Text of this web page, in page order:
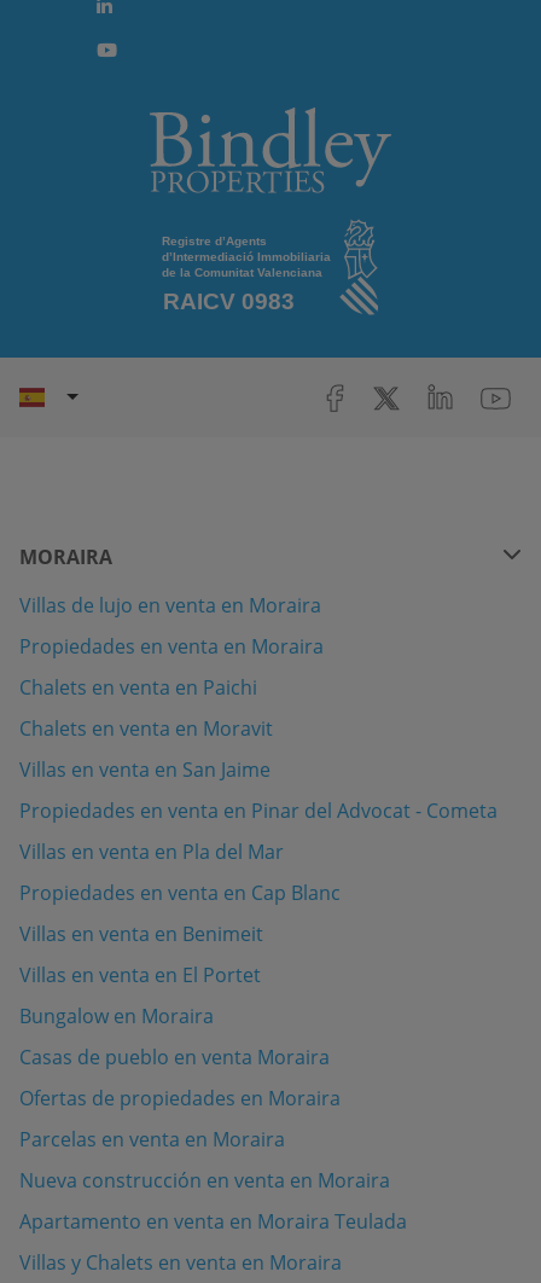
MORAIRA
Villas de lujo en venta en Moraira
Propiedades en venta en Moraira
Chalets en venta en Paichi
Chalets en venta en Moravit
Villas en venta en San Jaime
Propiedades en venta en Pinar del Advocat - Cometa
Villas en venta en Pla del Mar
Propiedades en venta en Cap Blanc
Villas en venta en Benimeit
Villas en venta en El Portet
Bungalow en Moraira
Casas de pueblo en venta Moraira
Ofertas de propiedades en Moraira
Parcelas en venta en Moraira
Nueva construcción en venta en Moraira
Apartamento en venta en Moraira Teulada
Villas y Chalets en venta en Moraira